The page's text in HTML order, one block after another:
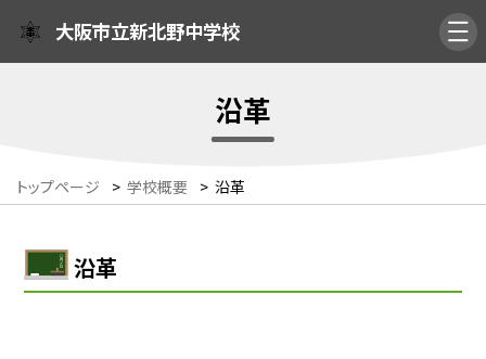
大阪市立新北野中学校
沿革
トップページ > 学校概要 > 沿革
沿革